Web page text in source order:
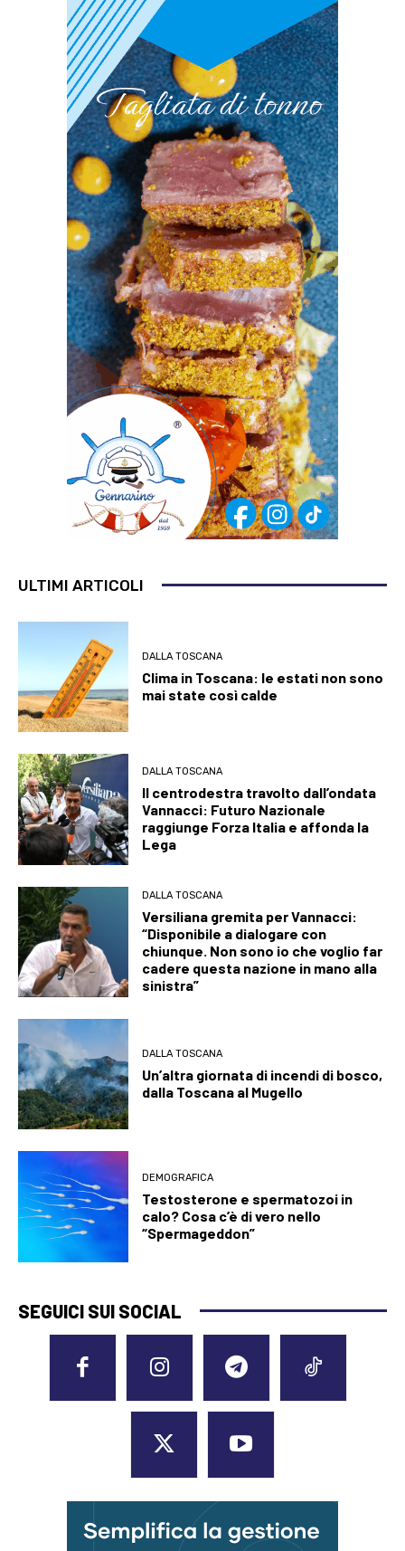
ULTIMI ARTICOLI
DALLA TOSCANA
Clima in Toscana: le estati non sono
mai state così calde
DALLA TOSCANA
Il centrodestra travolto dall’ondata
Vannacci: Futuro Nazionale
raggiunge Forza Italia e affonda la
Lega
DALLA TOSCANA
Versiliana gremita per Vannacci:
“Disponibile a dialogare con
chiunque. Non sono io che voglio far
cadere questa nazione in mano alla
sinistra”
DALLA TOSCANA
Un’altra giornata di incendi di bosco,
dalla Toscana al Mugello
DEMOGRAFICA
Testosterone e spermatozoi in
calo? Cosa c’è di vero nello
“Spermageddon”
SEGUICI SUI SOCIAL